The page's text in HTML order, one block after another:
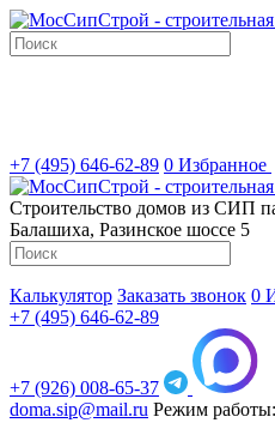
+7 (495) 646-62-89 0 Избранное
Строительство домов из СИП
Балашиха, Разинское шоссе 5
Калькулятор Заказать звонок 0
+7 (495) 646-62-89
+7 (926) 008-65-37
doma.sip@mail.ru Режим